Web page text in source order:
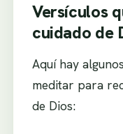
Versículos
cuidado de
Aquí hay
meditar para
de Dios: